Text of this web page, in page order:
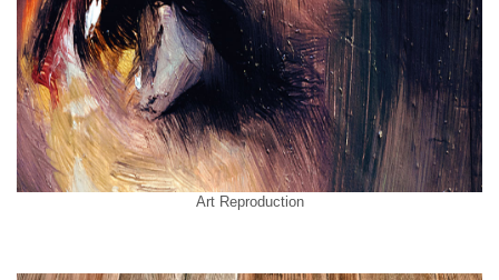
Art Reproduction